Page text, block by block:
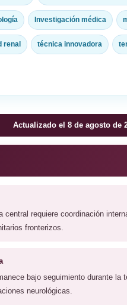
Investigación médica
renal técnica innovadora
Actualizado el 8 de agosto de
central requiere coordinación
fronterizos.
bajo seguimiento durante la
neurológicas.